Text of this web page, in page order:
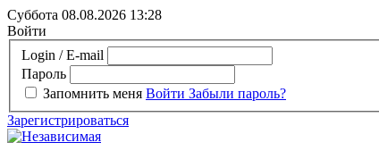
Суббота 08.08.2026 13:28
Войти
Login / E-mail
Пароль
Запомнить меня Войти Забыли пароль?
Зарегистрироваться